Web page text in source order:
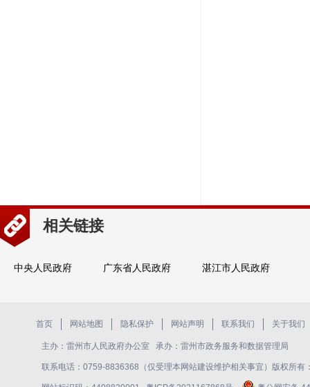
相关链接
中央人民政府 广东省人民政府 湛江市人民政府
首页 网站地图 隐私保护 网站声明 联系我们 关于我们
主办：雷州市人民政府办公室 承办：雷州市政务服务和数据管理局
联系电话：0759-8836368（仅受理本网站建设维护相关事宜）版权所有